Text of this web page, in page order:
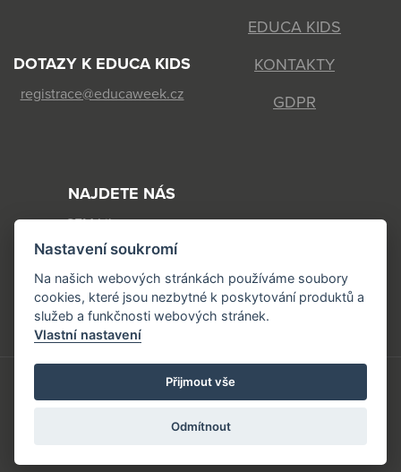
DOTAZY K EDUCA KIDS
registrace@educaweek.cz
EDUCA KIDS
KONTAKTY
GDPR
NAJDETE NÁS
SFM Liberec s.r.o.
Jeronýmova 570/22
460 07 Liberec 7
IČ: 44568118 DIČ: CZ44568118
Copyright © 2026 www.educaweek.cz | vyrobilo
smworks.cz
Nastavení soukromí
Na našich webových stránkách používáme soubory
cookies, které jsou nezbytné k poskytování produktů a
služeb a funkčnosti webových stránek.
Vlastní nastavení
Přijmout vše
Odmítnout